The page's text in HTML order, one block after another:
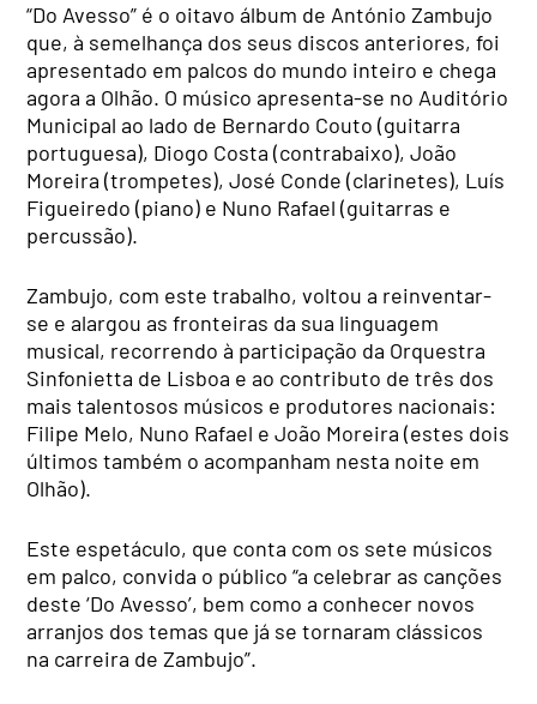
“Do Avesso” é o oitavo álbum de António Zambujo
que, à semelhança dos seus discos anteriores, foi
apresentado em palcos do mundo inteiro e chega
agora a Olhão. O músico apresenta-se no Auditório
Municipal ao lado de Bernardo Couto (guitarra
portuguesa), Diogo Costa (contrabaixo), João
Moreira (trompetes), José Conde (clarinetes), Luís
Figueiredo (piano) e Nuno Rafael (guitarras e
percussão).
Zambujo, com este trabalho, voltou a reinventar-
se e alargou as fronteiras da sua linguagem
musical, recorrendo à participação da Orquestra
Sinfonietta de Lisboa e ao contributo de três dos
mais talentosos músicos e produtores nacionais:
Filipe Melo, Nuno Rafael e João Moreira (estes dois
últimos também o acompanham nesta noite em
Olhão).
Este espetáculo, que conta com os sete músicos
em palco, convida o público “a celebrar as canções
deste ‘Do Avesso’, bem como a conhecer novos
arranjos dos temas que já se tornaram clássicos
na carreira de Zambujo”.